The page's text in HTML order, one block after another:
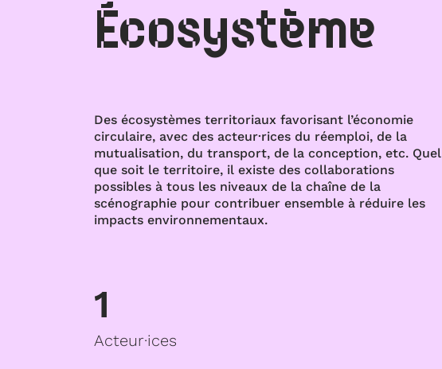
Écosystème
Des écosystèmes territoriaux favorisant l’économie
circulaire, avec des acteur·rices du réemploi, de la
mutualisation, du transport, de la conception, etc. Quel
que soit le territoire, il existe des collaborations
possibles à tous les niveaux de la chaîne de la
scénographie pour contribuer ensemble à réduire les
impacts environnementaux.
1
Acteur·ices